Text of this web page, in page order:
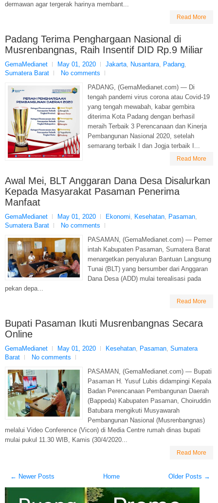
dermawan agar tergerak harinya membant...
Read More
Padang Terima Penghargaan Nasional di
Musrenbangnas, Raih Insentif DID Rp.9 Miliar
GemaMedianet May 01, 2020 Jakarta, Nusantara, Padang,
Sumatera Barat
No comments
PADANG, (GemaMedianet.com) — Di
tengah pandemi virus corona atau Covid-19
yang tengah mewabah, kabar gembira
diterima Kota Padang dengan berhasil
meraih Terbaik 3 Perencanaan dan Kinerja
Pembangunan Nasional 2020, setelah
semarang terbaik I dan Jogja terbaik I...
Read More
Awal Mei, BLT Anggaran Dana Desa Disalurkan
Kepada Masyarakat Pasaman Penerima
Manfaat
GemaMedianet May 01, 2020 Ekonomi, Kesehatan, Pasaman,
Sumatera Barat
No comments
PASAMAN, (GemaMedianet.com) — Pemer
intah Kabupaten Pasaman, Sumatera Barat
menargetkan penyaluran Bantuan Langsung
Tunai (BLT) yang bersumber dari Anggaran
Dana Desa (ADD) mulai terealisasi pada
pekan depa...
Read More
Bupati Pasaman Ikuti Musrenbangnas Secara
Online
GemaMedianet May 01, 2020 Kesehatan, Pasaman, Sumatera
Barat
No comments
PASAMAN, (GemaMedianet.com) — Bupati
Pasaman H. Yusuf Lubis didampingi Kepala
Badan Perencanaan Pembangunan Daerah
(Bappeda) Kabupaten Pasaman, Choiruddin
Batubara mengikuti Musyawarah
Pembangunan Nasional (Musrenbangnas)
melalui Video Conference (Vicon) di Media Centre rumah dinas bupati
mulai pukul 11.30 WIB, Kamis (30/4/2020...
Read More
← Newer Posts Older Posts →
Home